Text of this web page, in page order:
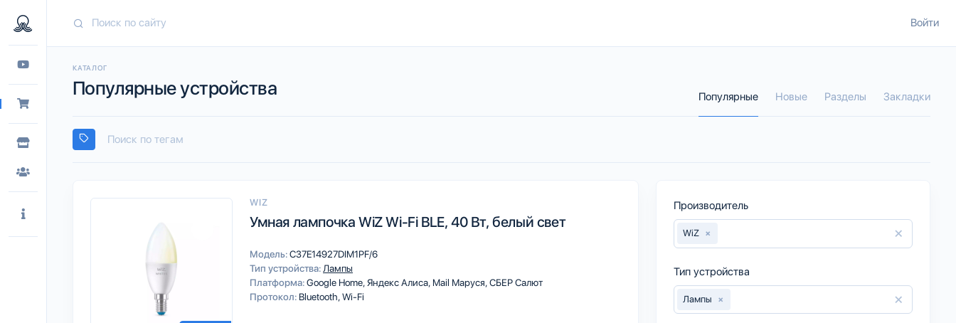
Войти
КАТАЛОГ
Популярные устройства Популярные Новые Разделы Закладки
WIZ
Умная лампочка WiZ Wi-Fi BLE, 40 Вт, белый свет
Модель:C37E14927DIM1PF/6
Тип устройства: Лампы
Платформа:Google HomeЯндекс Алиса Mail МарусяСБЕР Салют
Протокол: BluetoothWi-Fi
Производитель
×
×
WiZ
Тип устройства
×
×
Лампы